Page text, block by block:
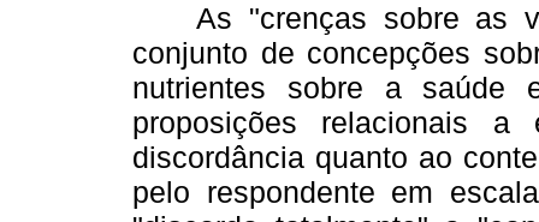
As "crenças sobre as
conjunto de concepções
nutrientes sobre a saúde
proposições relacionais
discordância quanto ao
pelo respondente em